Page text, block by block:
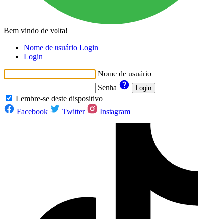
Bem vindo de volta!
Nome de usuário Login
Login
Nome de usuário
Senha
Login
Lembre-se deste dispositivo
Facebook
Twitter Instagram